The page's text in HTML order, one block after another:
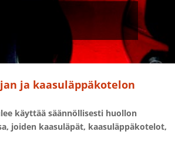
ja kaasuläppäkotelon
käyttää säännöllisesti huollon
joiden kaasuläpät, kaasuläppäkotelot,